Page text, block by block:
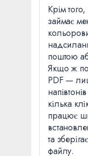
Крім
займає
поштою
Якщо ж
PDF —
кілька
працює
та
файлу.